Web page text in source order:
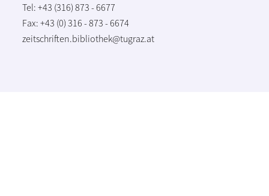
Tel: +43 (316) 873 - 6677
Fax: +43 (0) 316 - 873 - 6674
zeitschriften.bibliothek@tugraz.at